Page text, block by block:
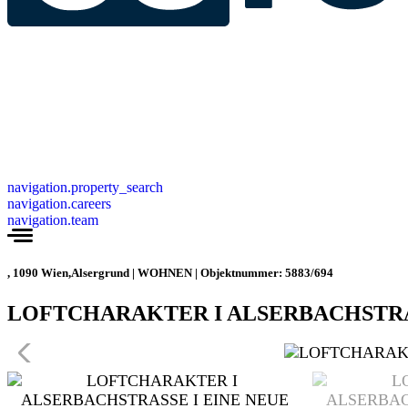
navigation.property_search
navigation.careers
navigation.team
, 1090 Wien,Alsergrund | WOHNEN | Objektnummer: 5883/694
LOFTCHARAKTER I